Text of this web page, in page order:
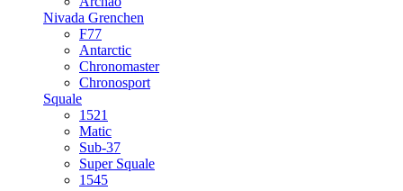
Nivada Grenchen
F77
Antarctic
Chronomaster
Chronosport
Squale
1521
Matic
Sub-37
Super Squale
1545